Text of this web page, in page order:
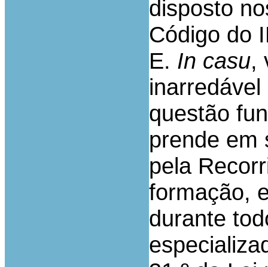
disposto
Código do
E. In casu,
questão
prende em
pela
formação,
durante